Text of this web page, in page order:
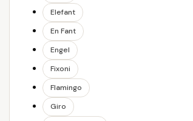
Elefant
En Fant
Engel
Fixoni
Flamingo
Giro